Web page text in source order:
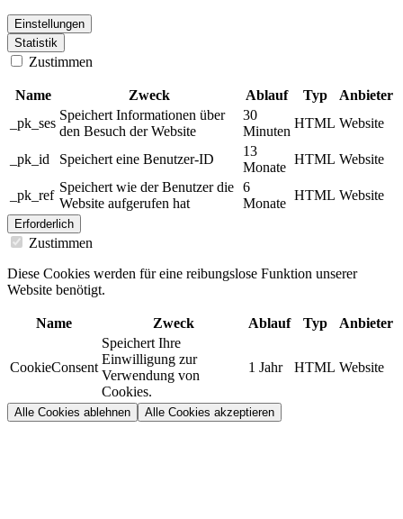
Einstellungen
Statistik
Zustimmen
Name Zweck Ablauf Typ
Anbieter
_pk_ses
Speichert Informationen über
den Besuch der Website
30
Minuten
HTML Website
_pk_id Speichert eine Benutzer-ID
13
Monate
HTML Website
_pk_ref
Speichert wie der Benutzer die
Website aufgerufen hat
6
Monate
HTML Website
Erforderlich
Zustimmen
Diese Cookies werden für eine reibungslose Funktion unserer
Website benötigt.
Name Zweck Ablauf Typ Anbieter
CookieConsent
Speichert Ihre
Einwilligung zur
Verwendung von
Cookies.
1 Jahr HTML Website
Alle Cookies ablehnen Alle Cookies akzeptieren